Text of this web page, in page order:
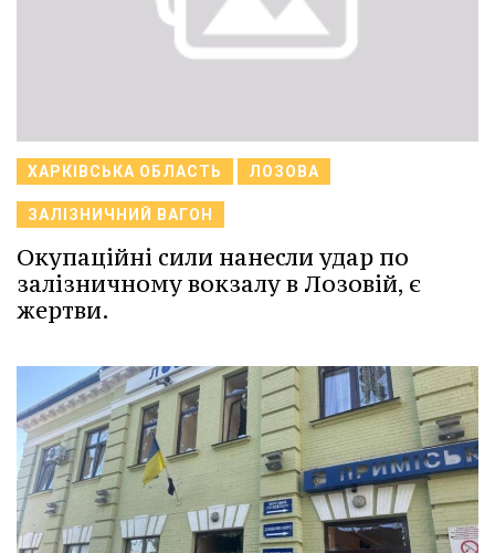
ХАРКІВСЬКА ОБЛАСТЬ ЛОЗОВА
ЗАЛІЗНИЧНИЙ ВАГОН
Окупаційні сили нанесли удар по
залізничному вокзалу в Лозовій, є
жертви.